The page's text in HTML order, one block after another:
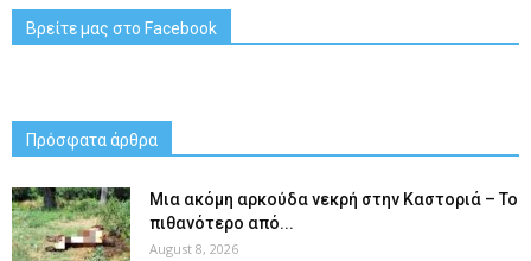
Βρείτε μας στο Facebook
Πρόσφατα άρθρα
Μια ακόμη αρκούδα νεκρή στην Καστοριά – Το
πιθανότερο από...
August 8, 2026